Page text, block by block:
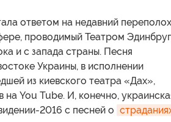
ответом на недавний
проводимый Театром
и с запада страны. Песня
Украины, в исполнении
из киевского театра «Дах»,
You Tube. И, конечно,
2016 с песней о